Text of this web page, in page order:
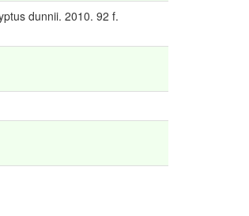
dunnii. 2010. 92 f.